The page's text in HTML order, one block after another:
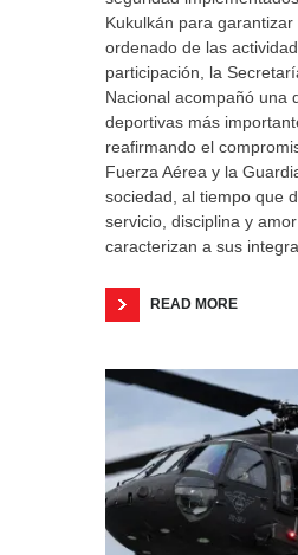
Kukulkán para
ordenado de las
participación, la
Nacional acompañó una
deportivas más
reafirmando el
Fuerza Aérea y la
sociedad, al tiempo que
servicio, disciplina y
caracterizan a sus
READ MORE